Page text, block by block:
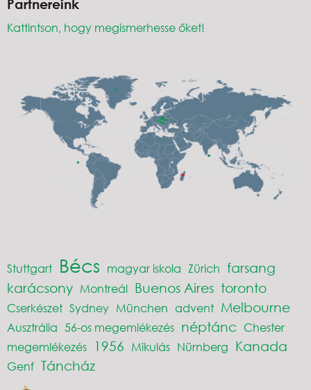
Partnereink
Kattintson, hogy megismerhesse őket!
Stuttgart Bécs magyar iskola Zürich farsang
karácsony Montreál Buenos Aires toronto
Cserkészet Sydney München advent Melbourne
Ausztrália 56-os megemlékezés néptánc Chester
megemlékezés
1956 Mikulás Nürnberg Kanada
Genf Táncház